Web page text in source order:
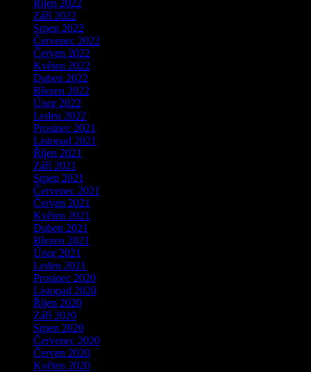
Říjen 2022
Září 2022
Srpen 2022
Červenec 2022
Červen 2022
Květen 2022
Duben 2022
Březen 2022
Únor 2022
Leden 2022
Prosinec 2021
Listopad 2021
Říjen 2021
Září 2021
Srpen 2021
Červenec 2021
Červen 2021
Květen 2021
Duben 2021
Březen 2021
Únor 2021
Leden 2021
Prosinec 2020
Listopad 2020
Říjen 2020
Září 2020
Srpen 2020
Červenec 2020
Červen 2020
Květen 2020